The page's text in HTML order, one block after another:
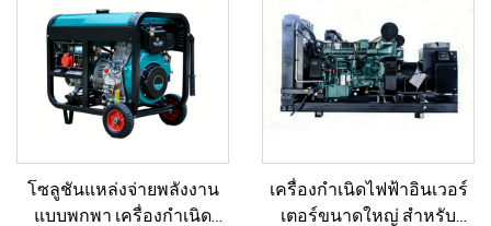
โซลูชันแหล่งจ่ายพลังงาน
แบบพกพา เครื่องกำเนิด
เครื่องกำเนิดไฟฟ้าอินเวอร์
เตอร์ขนาดใหญ่ สำหรับ